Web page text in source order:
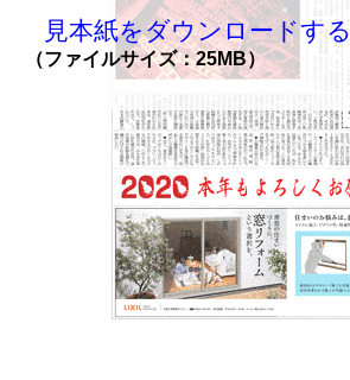
見本紙をダウンロードする
（ファイルサイズ：25MB）